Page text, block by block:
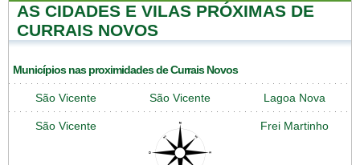
AS CIDADES E VILAS PRÓXIMAS DE
CURRAIS NOVOS
Municípios nas proximidades de Currais Novos
São Vicente São Vicente Lagoa Nova
São Vicente Frei Martinho